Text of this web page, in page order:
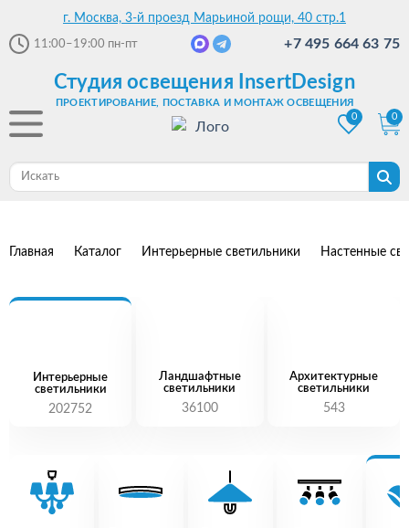
г. Москва, 3-й проезд Марьиной рощи, 40 стр.1
11:00–19:00 пн-пт +7 495 664 63 75
Студия освещения InsertDesign
ПРОЕКТИРОВАНИЕ, ПОСТАВКА И МОНТАЖ ОСВЕЩЕНИЯ
0
0
Главная Каталог Интерьерные светильники Настенные
Интерьерные
светильники
202752
Ландшафтные
светильники
36100
Архитектурные
светильники
543